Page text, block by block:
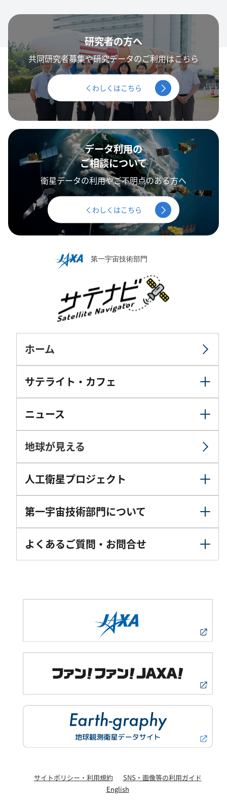
研究者の方へ
共同研究者募集や研究データのご利用はこちら
くわしくはこちら
データ利用の
ご相談について
衛星データの利用やご不明点のある方へ
くわしくはこちら
ホーム
サテライト・カフェ
ニュース
地球が見える
人工衛星プロジェクト
第一宇宙技術部門について
よくあるご質問・お問合せ
サイトポリシー・利用規約
SNS・画像等の利用ガイド
English